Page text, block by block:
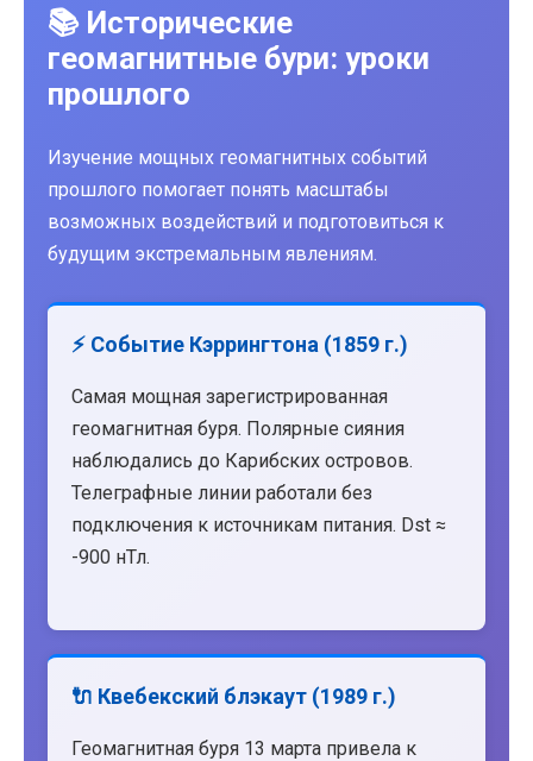
📚 Исторические
геомагнитные бури: уроки
прошлого
Изучение мощных геомагнитных событий
прошлого помогает понять масштабы
возможных воздействий и подготовиться к
будущим экстремальным явлениям.
⚡ Событие Кэррингтона (1859 г.)
Самая мощная зарегистрированная
геомагнитная буря. Полярные сияния
наблюдались до Карибских островов.
Телеграфные линии работали без
подключения к источникам питания. Dst ≈
-900 нТл.
🔌 Квебекский блэкаут (1989 г.)
Геомагнитная буря 13 марта привела к